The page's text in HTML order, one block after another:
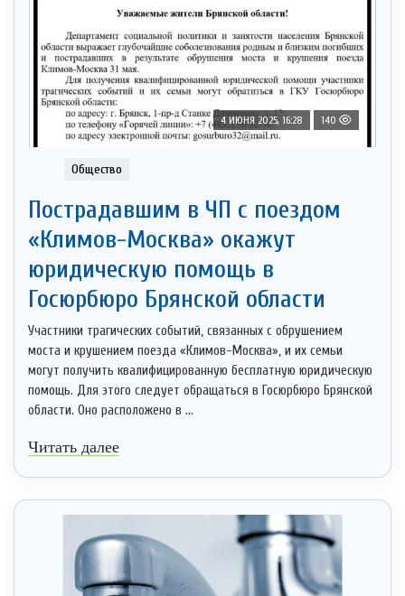
4 ИЮНЯ 2025, 16:28 140
Общество
Пострадавшим в ЧП с поездом
«Климов-Москва» окажут
юридическую помощь в
Госюрбюро Брянской области
Участники трагических событий, связанных с обрушением
моста и крушением поезда «Климов-Москва», и их семьи
могут получить квалифицированную бесплатную юридическую
помощь. Для этого следует обращаться в Госюрбюро Брянской
области. Оно расположено в ...
Читать далее